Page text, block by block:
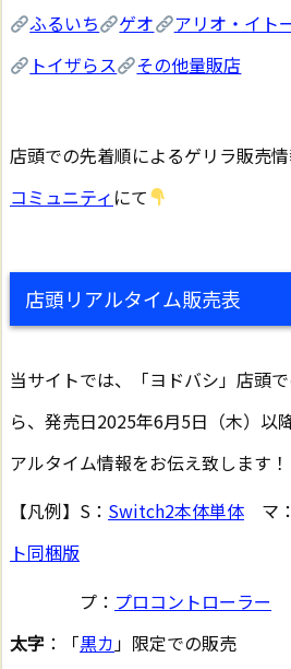
ふるいち
ゲオ
アリオ・イト
トイザらス
その他量販店
店頭での先着順によるゲリラ販売情
コミュニティ にて
店頭リアルタイム販売表
当サイトでは、「ヨドバシ」店頭
ら、発売日2025年6月5日（木）以
アルタイム情報をお伝え致します！
【凡例】S： Switch2本体単体 マ：
ト同梱版
プ： プロコントローラー
太字 ：「黒カ 」限定での販売